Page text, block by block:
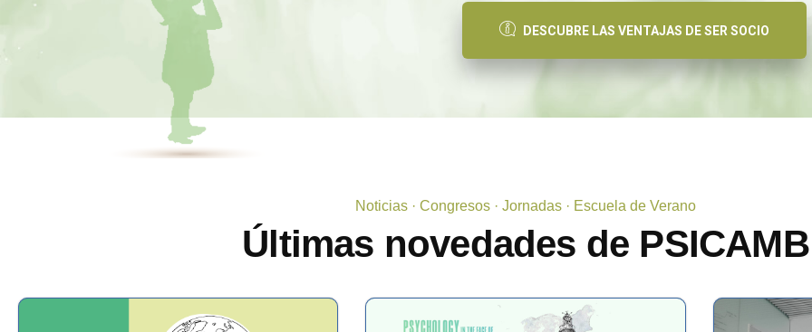
DESCUBRE LAS VENTAJAS DE SER SOCIO
Noticias · Congresos · Jornadas · Escuela de Verano
Últimas novedades de PSICAMB